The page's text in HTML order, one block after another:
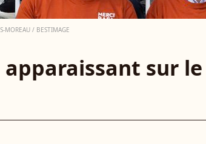
MOREAU / BESTIMAGE
apparaissant sur le